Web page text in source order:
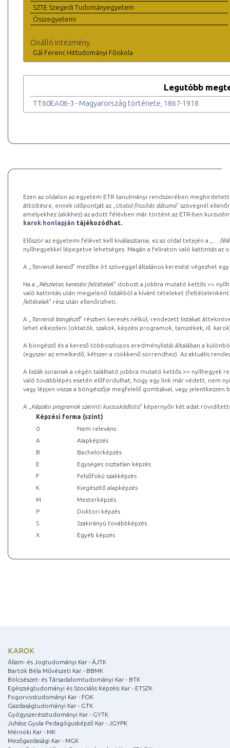
SZTE Szegedi Tudományegyetem
Összegyetemi
Önálló intézmény
Gál Ferenc Hittudományi Főiskola
Legutóbb
TT60EA06-3 - Magyarország története, 1867-1918
Ezen az oldalon az egyetem ETR tanulmányi rendszerében
áttöltésre, ennek időpontját az „ Utolsó frissítés dátuma” szövegnél
amelyekhez (akikhez) az adott félévben már történt az ETR-ben
karok honlapján tájékozódhat.
Először az egyetemi félévet kell kiválasztania, ez az oldal tetején a „
…
nyílhegyekkel lépegetve lehetséges. Magán a feliraton való kattintás az
A „ Tanrendi kereső” mezőbe írt szöveggel általános keresést végezhet
Ha a „ Részletes keresési feltételek” dobozt a jobbra mutató kettős >>
való kattintás után megjelenő listákból a kívánt tételeket (feltételenként
feltételek” rész után ellenőrizheti.
A „ Tanrendi böngésző” részben keresés nélkül, rendezett listákat
lehet elkezdeni (oktatók, szakok, képzési programok, tanszékek, ill.
A böngésző és a kereső többoszlopos eredménylistái általában a
(egyszer az emelkedő, kétszer a csökkenő sorrendhez). Az aktuális
A listák sorainak a végén található jobbra mutató kettős >> nyílhegyek
való továbblépés esetén előfordulhat, hogy egy link már védett, nem
vagy lépjen vissza a böngészője megfelelő gombjával, vagy
A „ Képzési programok szerinti kurzuskódlista” képernyőn két adat
Képzési forma (szint)
0
Nem releváns
A
Alapképzés
B
Bachelorképzés
E
Egységes osztatlan képzés
F
Felsőfokú szakképzés
K
Kiegészítő alapképzés
M
Mesterképzés
P
Doktori képzés
S
Szakirányú továbbképzés
X
Egyéb képzés
KAROK
Állam- és Jogtudományi Kar - ÁJTK
Bartók Béla Művészeti Kar - BBMK
Bölcsészet- és Társadalomtudományi Kar - BTK
Egészségtudományi és Szociális Képzési Kar - ETSZK
Fogorvostudományi Kar - FOK
Gazdaságtudományi Kar - GTK
Gyógyszerésztudományi Kar - GYTK
Juhász Gyula Pedagógusképző Kar - JGYPK
Mérnöki Kar - MK
Mezőgazdasági Kar - MGK